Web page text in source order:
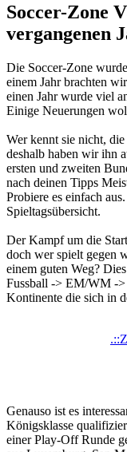
Soccer-Zone
vergangenen
Die Soccer-Zone
einem Jahr brachten
einen Jahr wurde viel
Einige Neuerungen
Wer kennt sie nicht,
deshalb haben wir ihn
ersten und zweiten
nach deinen Tipps
Probiere es einfach
Spieltagsübersicht.
Der Kampf um die
doch wer spielt gegen
einem guten Weg?
Fussball -> EM/WM -
Kontinente die sich in
Genauso ist es
Königsklasse
einer Play-Off Runde